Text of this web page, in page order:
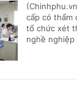
cấp có thẩm
tổ chức xét
nghề